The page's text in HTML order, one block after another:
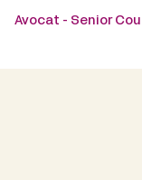
Avocat - Senior